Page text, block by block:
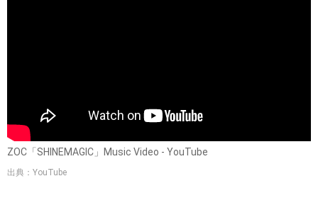
ZOC「SHINEMAGIC」Music Video - YouTube
出典：YouTube